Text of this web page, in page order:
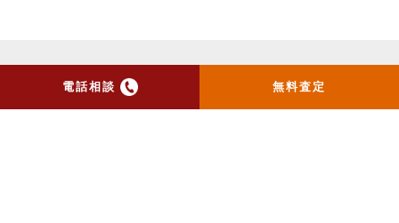
電話相談 無料査定